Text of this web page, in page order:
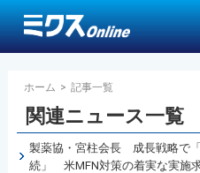
ホーム > 記事一覧
関連ニュース一覧
製薬協・宮柱会長 成長戦略で
続」 米MFN対策の着実な実施